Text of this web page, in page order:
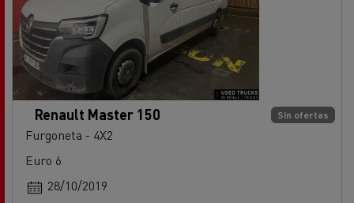
Sin ofertas
Renault Master 150
Furgoneta - 4X2
Euro 6
28/10/2019